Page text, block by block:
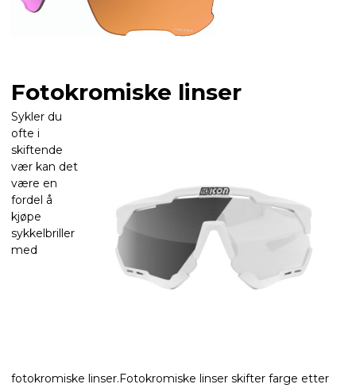
Fotokromiske linser
Sykler du
ofte i
skiftende
vær kan det
være en
fordel å
kjøpe
sykkelbriller
med
fotokromiske linser.Fotokromiske linser skifter farge etter